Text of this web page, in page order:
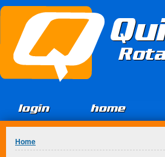
Jump to Content
login home
You are here
Home